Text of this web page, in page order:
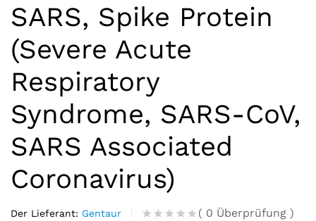
SARS, Spike Protein
(Severe Acute
Respiratory
Syndrome, SARS-CoV,
SARS Associated
Coronavirus)
Der Lieferant: Gentaur ( 0 Überprüfung )